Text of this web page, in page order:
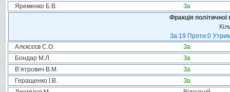
Яременко Б.В.
За
Фракція
За:19 Проти:0
Алєксєєв С.О.
За
Бондар М.Л.
За
В’ятрович В.М.
За
Геращенко І.В.
За